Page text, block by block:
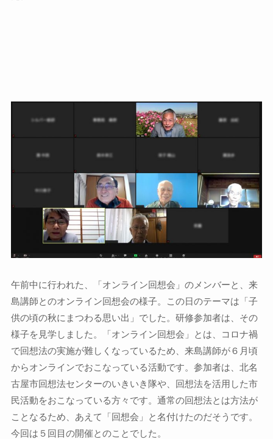
午前中に行われた、「オンライン回想会」のメンバーと、来
島講師とのオンライン回想会の様子。この日のテーマは「子
供の頃の秋にまつわる思い出」でした。研修参加者は、その
様子を見学しました。「オンライン回想会」とは、コロナ禍
で回想法の実施が難しくなっているため、来島講師が６月頃
からオンラインでおこなっている活動です。参加者は、北名
古屋市回想法センターのいきいき隊や、回想法を活用した市
民活動をおこなっている方々です。通常の回想法とは方法が
ことなるため、あえて「回想会」と名付けたのだそうです。
今回は５回目の開催とのことでした。